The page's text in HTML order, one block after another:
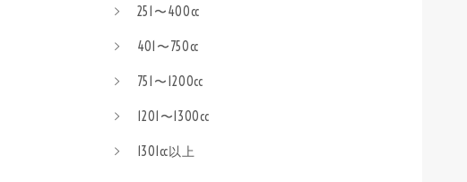
251〜400cc
401〜750cc
751〜1200cc
1201〜1300cc
1301cc以上